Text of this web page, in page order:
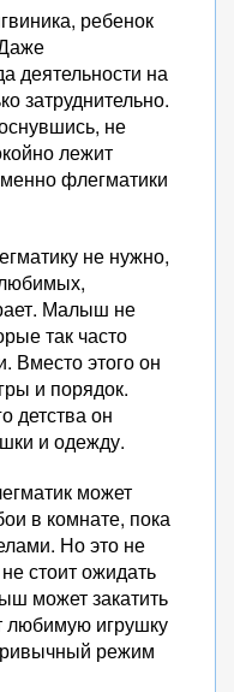
ребенок
деятельности на
затруднительно.
не
лежит
флегматики
не нужно,
Малыш не
так часто
Вместо этого он
и порядок.
детства он
и одежду.
может
в комнате, пока
Но это не
стоит ожидать
может закатить
любимую игрушку
режим